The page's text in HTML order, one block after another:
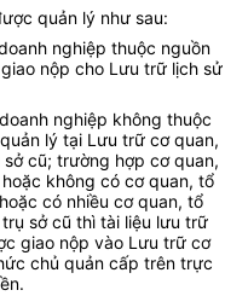
quản lý như sau:
nghiệp thuộc nguồn
nộp cho Lưu trữ lịch sử
nghiệp không thuộc
lý tại Lưu trữ cơ quan,
cũ; trường hợp cơ quan,
không có cơ quan, tổ
có nhiều cơ quan, tổ
sở cũ thì tài liệu lưu trữ
giao nộp vào Lưu trữ cơ
chủ quản cấp trên trực